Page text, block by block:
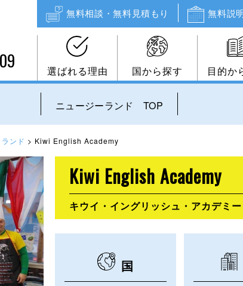
無料相談・無料見積もり 無料説
選ばれる理由 国から探す 目的か
ニュージーランド TOP
ンド > Kiwi English Academy
Kiwi English Academy
キウイ・イングリッシュ・アカデミー
国